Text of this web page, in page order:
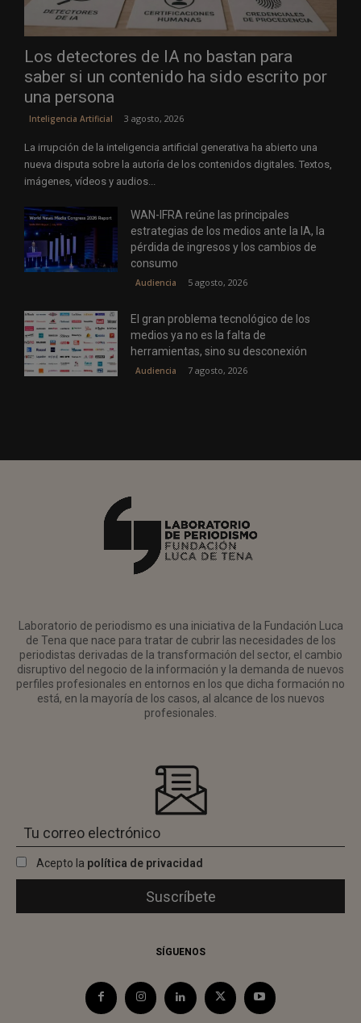
Los detectores de IA no bastan para
saber si un contenido ha sido escrito por
una persona
Inteligencia Artificial 3 agosto, 2026
La irrupción de la inteligencia artificial generativa ha abierto una
nueva disputa sobre la autoría de los contenidos digitales. Textos,
imágenes, vídeos y audios...
WAN-IFRA reúne las principales
estrategias de los medios ante la IA, la
pérdida de ingresos y los cambios de
consumo
Audiencia 5 agosto, 2026
El gran problema tecnológico de los
medios ya no es la falta de
herramientas, sino su desconexión
Audiencia 7 agosto, 2026
Laboratorio de periodismo es una iniciativa de la Fundación Luca
de Tena que nace para tratar de cubrir las necesidades de los
periodistas derivadas de la transformación del sector, el cambio
disruptivo del negocio de la información y la demanda de nuevos
perfiles profesionales en entornos en los que dicha formación no
está, en la mayoría de los casos, al alcance de los nuevos
profesionales.
Acepto la política de privacidad
SÍGUENOS